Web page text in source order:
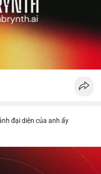
đại diện của anh ấy